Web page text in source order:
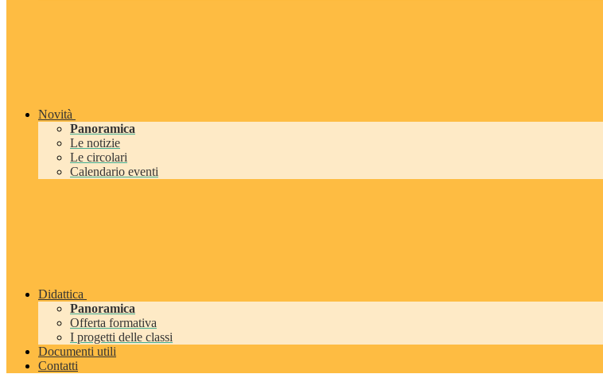
Novità
Panoramica
Le notizie
Le circolari
Calendario eventi
Didattica
Panoramica
Offerta formativa
I progetti delle classi
Documenti utili
Contatti